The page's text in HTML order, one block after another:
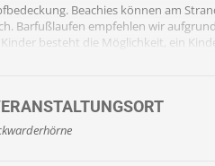
Beachies können am
Barfußlaufen empfehlen wir
besteht die Möglichkeit, ein